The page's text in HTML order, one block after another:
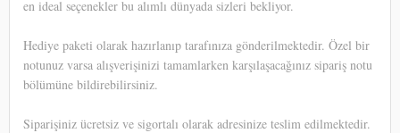
en ideal seçenekler bu alımlı dünyada sizleri bekliyor.
Hediye paketi olarak hazırlanıp tarafınıza gönderilmektedir. Özel bir
notunuz varsa alışverişinizi tamamlarken karşılaşacağınız sipariş notu
bölümüne bildirebilirsiniz.
Siparişiniz ücretsiz ve sigortalı olarak adresinize teslim edilmektedir.